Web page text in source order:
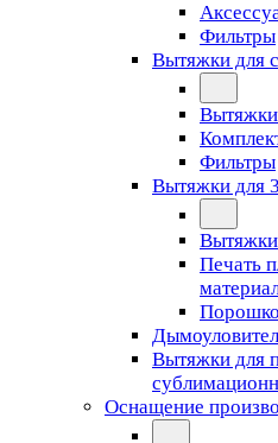
Фильтры
Вытяжки для
Вытяжки
Фильтры
Вытяжки для
Печать
Вытяжки для
Оснащение